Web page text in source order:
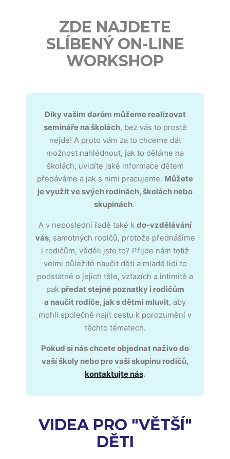
ZDE NAJDETE
SLÍBENÝ ON-LINE
WORKSHOP
Díky vašim darům můžeme realizovat
semináře na školách, bez vás to prostě
nejde! A proto vám za to chceme dát
možnost nahlédnout, jak to děláme na
školách, uvidíte jaké informace dětem
předáváme a jak s nimi pracujeme. Můžete
je využít ve svých rodinách, školách nebo
skupinách.
A v neposlední řadě také k do-vzdělávání
vás, samotných rodičů, protože přednášíme
i rodičům, věděli jste to? Přijde nám totiž
velmi důležité naučit děti a mladé lidi to
podstatné o jejich těle, vztazích a intimitě a
pak předat stejné poznatky i rodičům
a naučit rodiče, jak s dětmi mluvit, aby
mohli společně najít cestu k porozumění v
těchto tématech.
Pokud si nás chcete objednat naživo do
vaší školy nebo pro vaši skupinu rodičů,
kontaktujte nás.
VIDEA PRO "VĚTŠÍ"
DĚTI